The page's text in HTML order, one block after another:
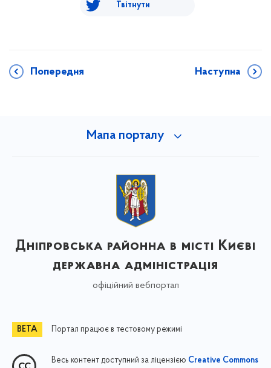
Твітнути
Попередня Наступна
Мапа порталу
Дніпровська районна в місті Києві
державна адміністрація
офіційний вебпортал
Портал працює в тестовому режимі
Весь контент доступний за ліцензією Creative Commons